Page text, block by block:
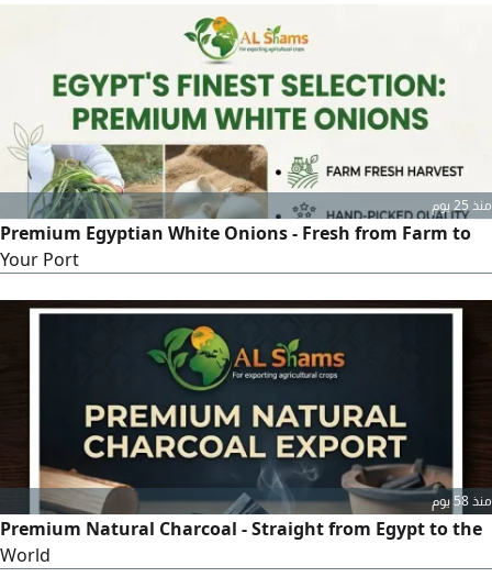
fields to your global market. Why Partner with Us Superior
Quality Rich color, optimal sweetness, and high nutritional
value. Global Standards Freshly harvested, meticulously
منذ 25 يوم
Premium Egyptian White Onions - Fresh from Farm to
Your Port
منذ 58 يوم
Premium Natural Charcoal - Straight from Egypt to the
World